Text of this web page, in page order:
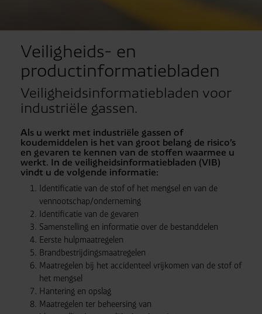
Veiligheids- en
productinformatiebladen
Veiligheidsinformatiebladen voor
industriële gassen.
Als u werkt met industriële gassen of
koudemiddelen is het van groot belang de risico’s
en gevaren te kennen van de stoffen waarmee u
werkt. In de veiligheidsinformatiebladen (VIB)
vindt u de volgende informatie:
Identificatie van de stof of het mengsel en van de
vennootschap/onderneming
Identificatie van de gevaren
Samenstelling en informatie over de bestanddelen
Eerste hulpmaatregelen
Brandbestrijdingsmaatregelen
Maatregelen bij het accidenteel vrijkomen van de stof of
het mengsel
Hantering en opslag
Maatregelen ter beheersing van